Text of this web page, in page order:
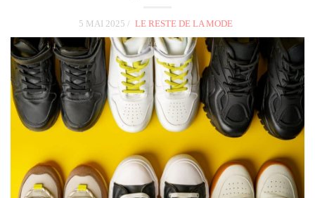
5 MAI 2025 LE RESTE DE LA MODE